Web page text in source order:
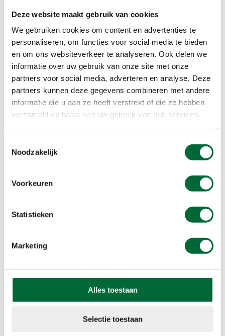
Deze website maakt gebruik van cookies
We gebruiken cookies om content en advertenties te
personaliseren, om functies voor social media te bieden
en om ons websiteverkeer te analyseren. Ook delen we
informatie over uw gebruik van onze site met onze
partners voor social media, adverteren en analyse. Deze
partners kunnen deze gegevens combineren met andere
informatie die u aan ze heeft verstrekt of die ze hebben
verzameld op basis van uw gebruik van hun services.
Noodzakelijk
Voorkeuren
Statistieken
Marketing
Alles toestaan
Selectie toestaan
kennis maken met Nationaal Park Drentsche Aa.
Vanuit Zuidlaren wandel je door een gebied dat
bekend staat als het ‘Pompeï van Drenthe’. In het
Strubben Kniphorstbosch vind je tientallen
grafheuvels, eeuwenoude karrensporen,
hunebedden en kraters uit de Tweede
Wereldoorlog. Dit gebied is dan ook het enige
Nederlandse Archeologische Rijksmonument.
Via het pittoreske Anloo, waar de Magnuskerk
een bezoekje waard is, kom je bij het Pinetum Ter
Borgh. Dit bos omvat meer dan 400 soorten
houthandelaar Everts aangelegd. Het bos staat
ook wel bekend als het Evertsbos. Laat je vooral
verrassen door de verschillende scharkeringen
groen van de vele soorten naaldbomen.
Drenthepad etappe 16:
Westerbork – Elp (14,9 km)
De wandeling start vanaf de brink in het dorp
Westerbork. Al snel laat je dit pittoreske dorpje
achter je en wandel je door het typische Drentse